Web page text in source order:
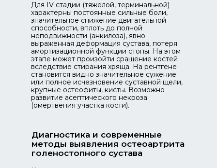
Для IV стадии (тяжелой, терминальной)
характерны постоянные сильные боли,
значительное снижение двигательной
способности, вплоть до полной
неподвижности (анкилоза), явно
выраженная деформация сустава, потеря
амортизационной функции стопы. На этом
этапе может произойти сращение костей
вследствие стирания хряща. На рентгене
становится видно значительное сужение
или полное исчезновение суставной щели,
крупные остеофиты, кисты. Возможно
развитие асептического некроза
(омертвения участка кости).
Диагностика и современные
методы выявления остеоартрита
голеностопного сустава